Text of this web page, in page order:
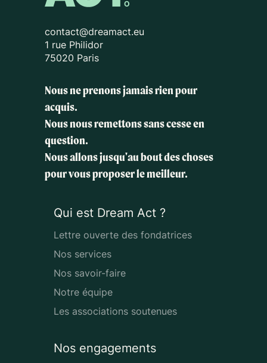
contact@dreamact.eu
1 rue Philidor
75020 Paris
Nous ne prenons jamais rien pour
acquis.
Nous nous remettons sans cesse en
question.
Nous allons jusqu'au bout des choses
pour vous proposer le meilleur.
Qui est Dream Act ?
Lettre ouverte des fondatrices
Nos services
Nos savoir-faire
Notre équipe
Les associations soutenues
Nos engagements